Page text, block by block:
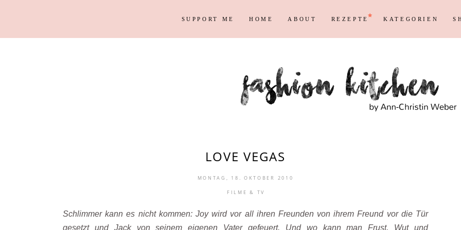
SUPPORT ME HOME ABOUT REZEPTE KATEGORIEN
Persönliches Blogging
Blog
Max
Reisen
Shopping
LOVE VEGAS
MONTAG, 18. OKTOBER 2010
FILME & TV
Schlimmer kann es nicht kommen: Joy wird vor all ihren Freunden von ihrem Freund vor die Tür
gesetzt und Jack von seinem eigenen Vater gefeuert. Und wo kann man Frust, Wut und